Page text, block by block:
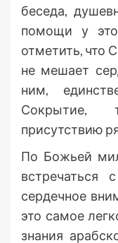
беседа,
помощи у
отметить, что
не мешает
ним,
Сокрытие,
присутствию
По Божьей
сердечное
это самое
знания